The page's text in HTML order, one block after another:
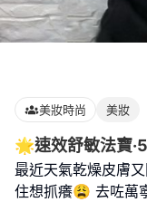
美妝時尚 美妝
🌟速效舒敏法寶
最近天氣乾燥皮膚
住想抓癢😩 去咗萬